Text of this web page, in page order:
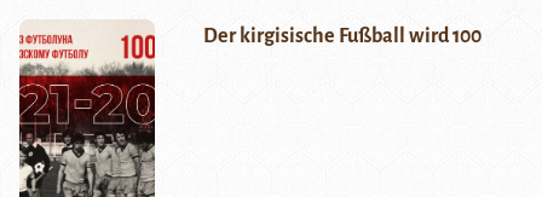
Der kirgisische Fußball wird 100